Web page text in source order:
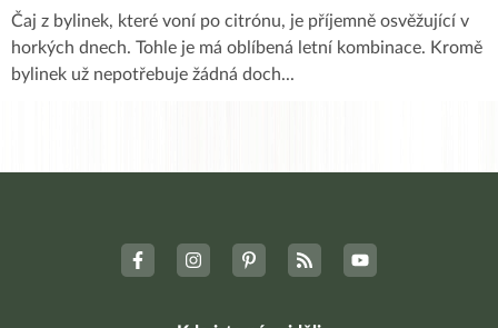
Čaj z bylinek, které voní po citrónu, je příjemně osvěžující v
horkých dnech. Tohle je má oblíbená letní kombinace. Kromě
bylinek už nepotřebuje žádná doch...